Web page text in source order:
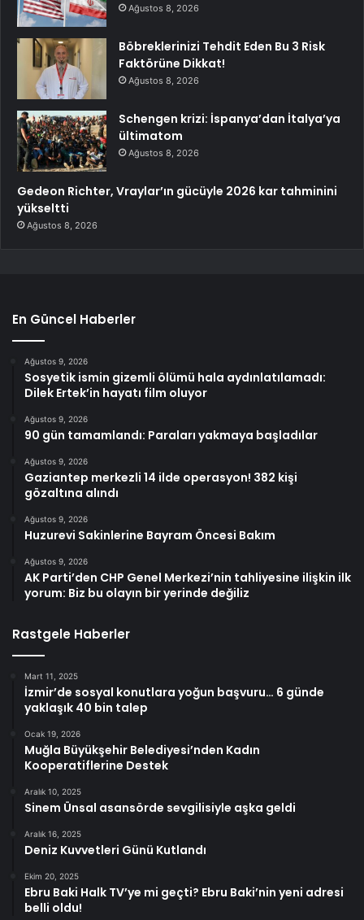
Ağustos 8, 2026
Böbreklerinizi Tehdit Eden Bu 3 Risk
Faktörüne Dikkat!
Ağustos 8, 2026
Schengen krizi: İspanya’dan İtalya’ya
ültimatom
Ağustos 8, 2026
Gedeon Richter, Vraylar’ın gücüyle 2026 kar tahminini
yükseltti
Ağustos 8, 2026
En Güncel Haberler
Ağustos 9, 2026
Sosyetik ismin gizemli ölümü hala aydınlatılamadı:
Dilek Ertek’in hayatı film oluyor
Ağustos 9, 2026
90 gün tamamlandı: Paraları yakmaya başladılar
Ağustos 9, 2026
Gaziantep merkezli 14 ilde operasyon! 382 kişi
gözaltına alındı
Ağustos 9, 2026
Huzurevi Sakinlerine Bayram Öncesi Bakım
Ağustos 9, 2026
AK Parti’den CHP Genel Merkezi’nin tahliyesine ilişkin ilk
yorum: Biz bu olayın bir yerinde değiliz
Rastgele Haberler
Mart 11, 2025
İzmir’de sosyal konutlara yoğun başvuru… 6 günde
yaklaşık 40 bin talep
Ocak 19, 2026
Muğla Büyükşehir Belediyesi’nden Kadın
Kooperatiflerine Destek
Aralık 10, 2025
Sinem Ünsal asansörde sevgilisiyle aşka geldi
Aralık 16, 2025
Deniz Kuvvetleri Günü Kutlandı
Ekim 20, 2025
Ebru Baki Halk TV’ye mi geçti? Ebru Baki’nin yeni adresi
belli oldu!